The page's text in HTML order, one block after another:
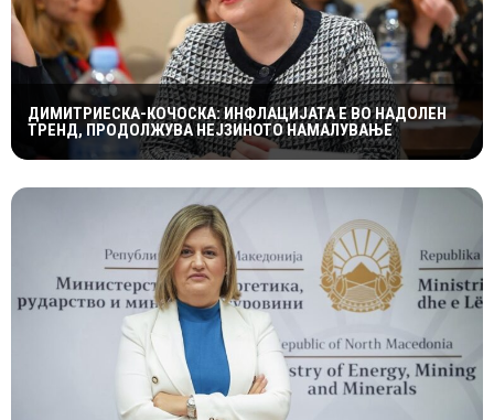
ДИМИТРИЕСКА-КОЧОСКА: ИНФЛАЦИЈАТА Е ВО НАДОЛЕН
ТРЕНД, ПРОДОЛЖУВА НЕЈЗИНОТО НАМАЛУВАЊЕ